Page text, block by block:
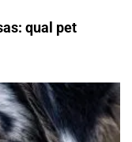
qual pet